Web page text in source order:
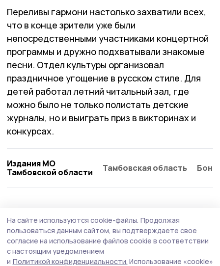
Переливы гармони настолько захватили всех,
что в конце зрители уже были
непосредственными участниками концертной
программы и дружно подхватывали знакомые
песни. Отдел культуры организовал
праздничное угощение в русском стиле. Для
детей работал летний читальный зал, где
можно было не только полистать детские
журналы, но и выиграть приз в викторинах и
конкурсах.
Издания МО
Тамбовской области
Тамбовская область
На сайте используются cookie-файлы. Продолжая
пользоваться данным сайтом, вы подтверждаете свое
согласие на использование файлов cookie в соответствии
с настоящим уведомлением
и Политикой конфиденциальности. Использование «cookie»